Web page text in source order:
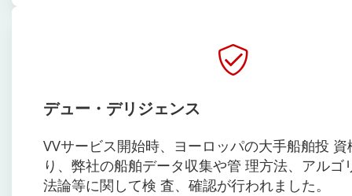
デュー・デリジェンス
VVサービス開始時、ヨーロッパの大手船舶投 資
り、弊社の船舶データ収集や管 理方法、アルゴ
法論等に関して検 査、確認が行われました。